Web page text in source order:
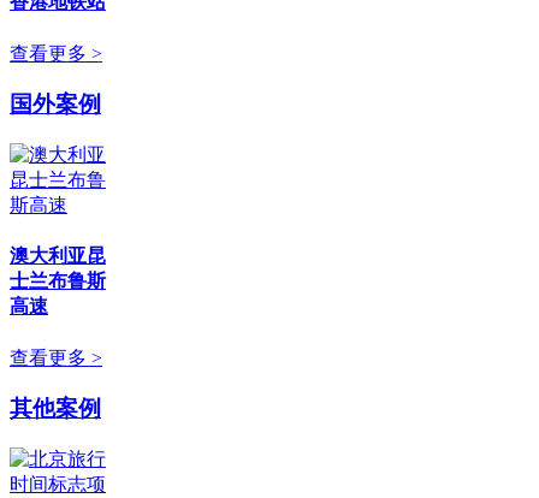
查看更多 >
国外案例
澳大利亚昆
士兰布鲁斯
高速
查看更多 >
其他案例